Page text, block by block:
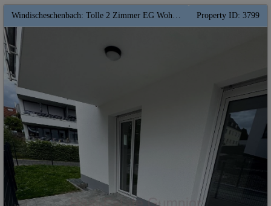
Windischeschenbach: Tolle 2 Zimmer EG Wohnung mit Terrasse und Garten ** QNG ** Lift ** Garten Property ID: 3799